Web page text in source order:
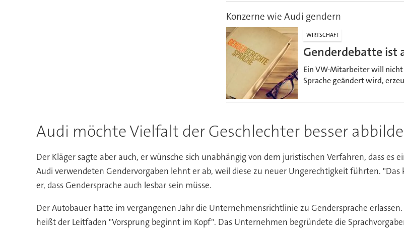
Konzerne wie Audi gendern
WIRTSCHAFT
Genderdebatte ist
Ein VW-Mitarbeiter will
Sprache geändert wird,
Audi möchte Vielfalt der Geschlechter besser
Der Kläger sagte aber auch, er wünsche sich unabhängig von dem juristischen Verfahren, dass es
Audi verwendeten Gendervorgaben lehnt er ab, weil diese zu neuer Ungerechtigkeit führten.
er, dass Gendersprache auch lesbar sein müsse.
Der Autobauer hatte im vergangenen Jahr die Unternehmensrichtlinie zu Gendersprache
heißt der Leitfaden "Vorsprung beginnt im Kopf". Das Unternehmen begründete die